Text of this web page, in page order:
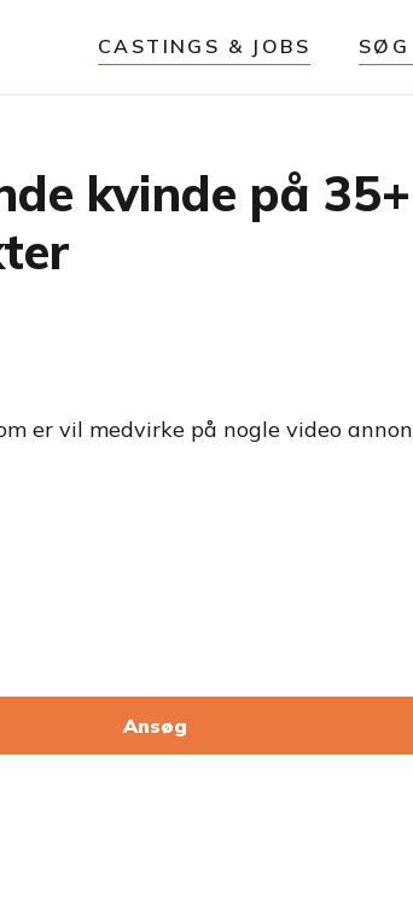
CASTINGS & JOBS SØG
kvinde på
er vil medvirke på nogle video
Ansøg